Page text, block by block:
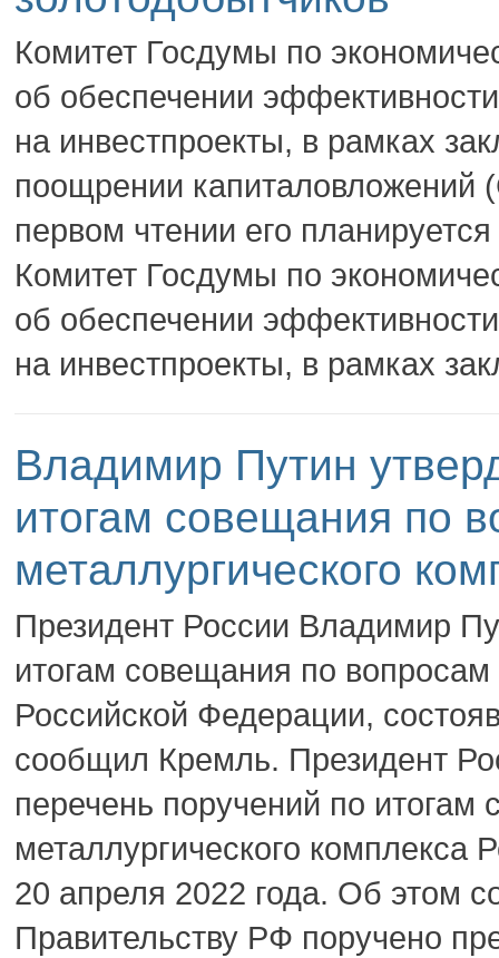
Комитет Госдумы по
об обеспечении
на инвестпроекты, в рамках
поощрении
первом чтении его
Комитет Госдумы по
об обеспечении
на инвестпроекты, в рамках
Владимир Путин
итогам совещания по
металлургического
Президент России Владимир
итогам совещания по вопросам
Российской Федерации,
сообщил Кремль. Президент
перечень поручений по
металлургического комплекса
20 апреля 2022 года. Об этом
Правительству РФ поручено